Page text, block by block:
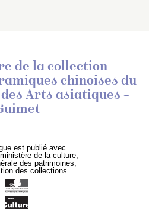
de la collection
chinoises du
Arts asiatiques –
est publié avec
de la culture,
des patrimoines,
des collections